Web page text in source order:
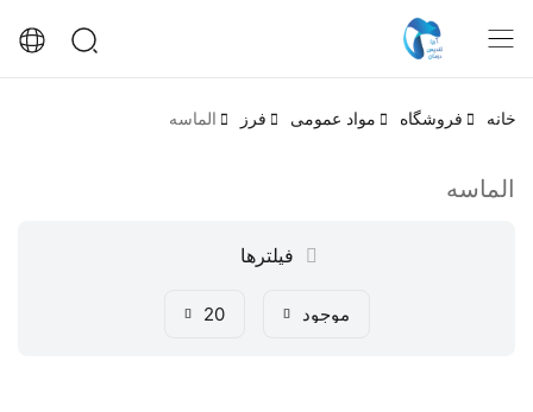
خانه فروشگاه مواد عمومی فرز الماسه
الماسه
فیلترها
موجود 20